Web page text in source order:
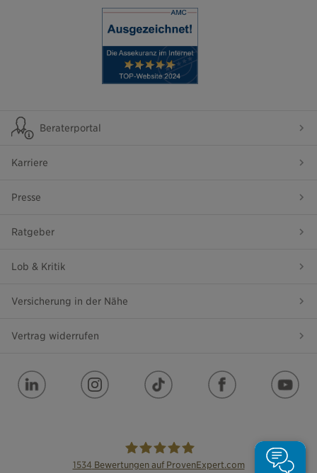
Beraterportal
Karriere
Presse
Ratgeber
Lob & Kritik
Versicherung in der Nähe
Vertrag widerrufen
1534 Bewertungen auf ProvenExpert.com